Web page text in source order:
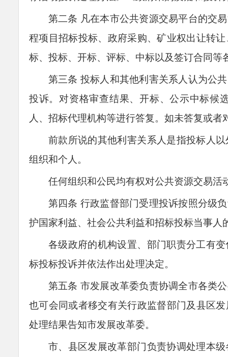
第二条 凡在本市公共资源交易平台的交
程项目招标投标、政府采购、矿业权出让转
标、投标、开标、评标、中标以及签订合同等
第三条 投标人和其他利害关系人认为公
投诉。对资格审查结果、开标、公示中标候
人、招标代理机构等进行答复。如未答复或
前款所说的其他利害关系人是指投标人
组织和个人。
任何组织和公民均有权对公共资源交易活
第四条 行政监督部门受理投诉按照分级
护国家利益、社会公共利益和招标投标当事人
各级政府的机构设置、部门职责分工有
标投标投诉并依法作出处理决定。
第五条 市发展改革委负责协调全市各类
也可会同或者移交有关行政监督部门及县区
处理结果告知市发展改革委。
市、县区发展改革部门负责协调处理本